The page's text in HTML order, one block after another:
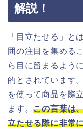
解説！
「目立たせる」と
囲の注目を集める
ら目に留まるよう
的とされています
を使って商品を際
ます。この言葉は
立たせる際に非常